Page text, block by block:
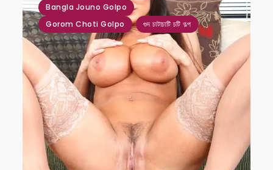
Bangla Jouno Golpo
Gorom Choti Golpo গুদ চাটাচাটি চটি গল্প